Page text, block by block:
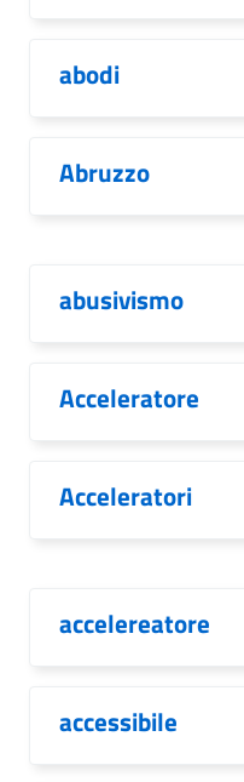
abodi
Abruzzo
abusivismo
Acceleratore
Acceleratori
accelereatore
accessibile